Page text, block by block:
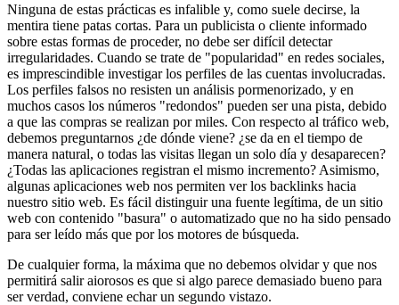
Ninguna de estas prácticas es infalible y, como suele decirse, la
mentira tiene patas cortas. Para un publicista o cliente informado
sobre estas formas de proceder, no debe ser difícil detectar
irregularidades. Cuando se trate de "popularidad" en redes sociales,
es imprescindible investigar los perfiles de las cuentas involucradas.
Los perfiles falsos no resisten un análisis pormenorizado, y en
muchos casos los números "redondos" pueden ser una pista, debido
a que las compras se realizan por miles. Con respecto al tráfico web,
debemos preguntarnos ¿de dónde viene? ¿se da en el tiempo de
manera natural, o todas las visitas llegan un solo día y desaparecen?
¿Todas las aplicaciones registran el mismo incremento? Asimismo,
algunas aplicaciones web nos permiten ver los backlinks hacia
nuestro sitio web. Es fácil distinguir una fuente legítima, de un sitio
web con contenido "basura" o automatizado que no ha sido pensado
para ser leído más que por los motores de búsqueda.
De cualquier forma, la máxima que no debemos olvidar y que nos
permitirá salir aiorosos es que si algo parece demasiado bueno para
ser verdad, conviene echar un segundo vistazo.